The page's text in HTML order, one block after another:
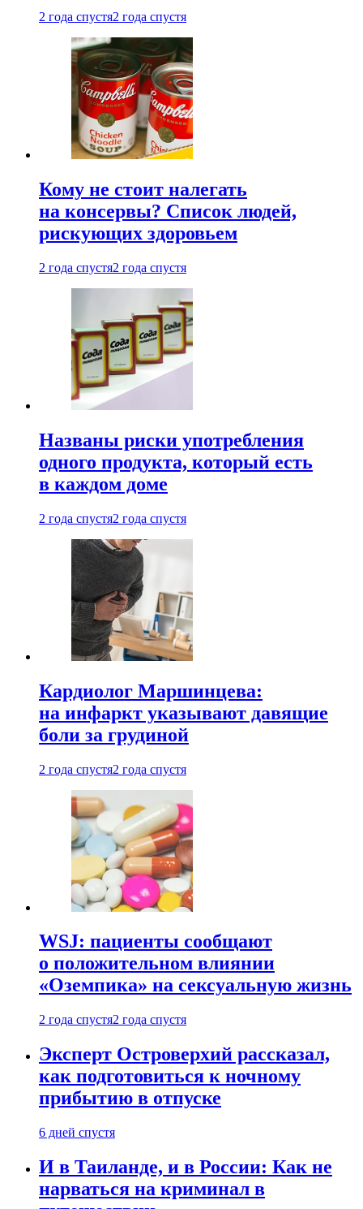
2 года спустя2 года спустя
Кому не стоит налегать
на консервы? Список людей,
рискующих здоровьем
2 года спустя2 года спустя
Названы риски употребления
одного продукта, который есть
в каждом доме
2 года спустя2 года спустя
Кардиолог Маршинцева:
на инфаркт указывают давящие
боли за грудиной
2 года спустя2 года спустя
WSJ: пациенты сообщают
о положительном влиянии
«Оземпика» на сексуальную жизнь
2 года спустя2 года спустя
Эксперт Островерхий рассказал,
как подготовиться к ночному
прибытию в отпуске
6 дней спустя
И в Таиланде, и в России: Как не
нарваться на криминал в